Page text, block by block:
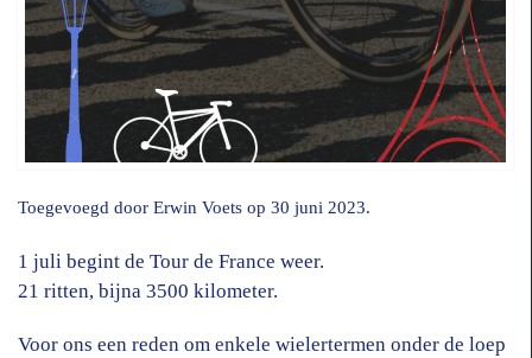
Toegevoegd door Erwin Voets op 30 juni 2023.
1 juli begint de Tour de France weer.
21 ritten, bijna 3500 kilometer.
Voor ons een reden om enkele wielertermen onder de loep